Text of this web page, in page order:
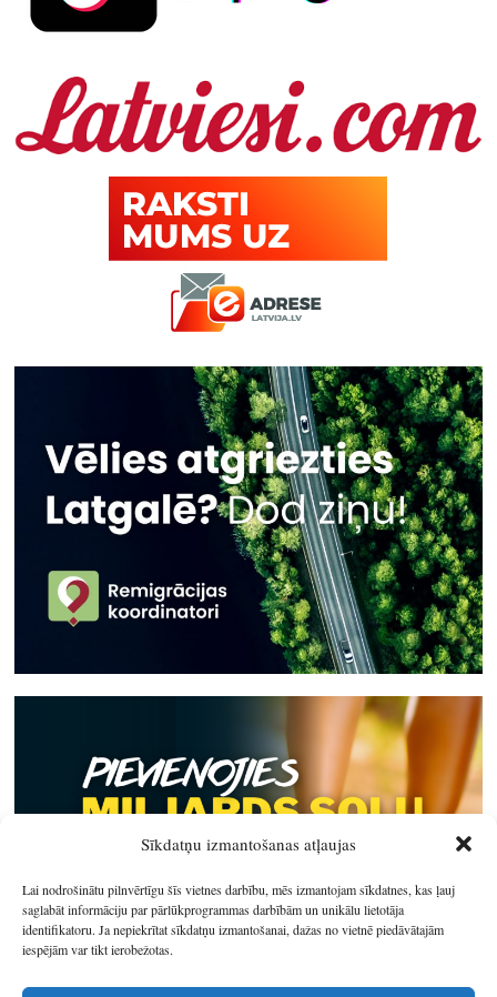
Sīkdatņu izmantošanas atļaujas
Lai nodrošinātu pilnvērtīgu šīs vietnes darbību, mēs izmantojam sīkdatnes, kas ļauj
saglabāt informāciju par pārlūkprogrammas darbībām un unikālu lietotāja
identifikatoru. Ja nepiekrītat sīkdatņu izmantošanai, dažas no vietnē piedāvātajām
iespējām var tikt ierobežotas.